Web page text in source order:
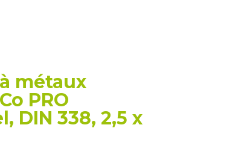
métaux
PRO
DIN 338, 2,5 x